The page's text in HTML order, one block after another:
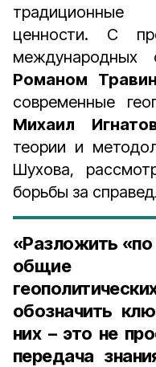
традиционные
ценности. С
Романом
современные
Михаил
теории и
Шухова,
борьбы за
«Разложить
общие
обозначить
них – это не
передача